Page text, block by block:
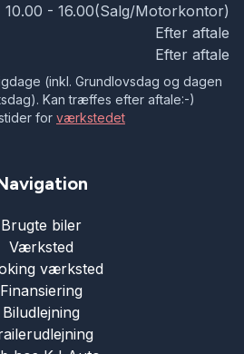
10.00 - 16.00(Salg/Motorkontor)
Efter aftale
Efter aftale
(inkl. Grundlovsdag og dagen
Kan træffes efter aftale:-)
for værkstedet
Brugte biler
Værksted
værksted
Finansiering
Biludlejning